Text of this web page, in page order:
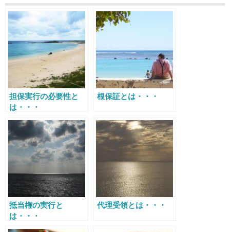
担保実行の必要性と
は・・・
根保証とは・・・
抵当権の実行と
は・・・
代理受領とは・・・